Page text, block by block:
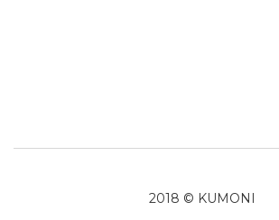
2018 © KUMONI